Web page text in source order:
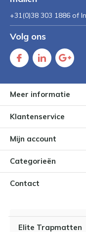
+31(0)38 303 1886 of
Volg ons
Meer informatie
Klantenservice
Mijn account
Categorieën
Contact
Elite Trapmatten